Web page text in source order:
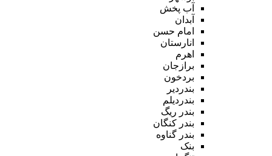
آب پخش
آبدان
امام حسن
انارستان
اهرم
برازجان
بردخون
بندردیر
بندردیلم
بندر ریگ
بندر کنگان
بندر گناوه
بنک